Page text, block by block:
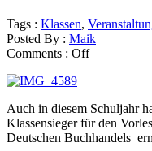
Tags : Klassen,
Posted By : Maik
Comments : Off
Auch in diesem Schuljahr
Klassensieger für den
Deutschen Buchhandels